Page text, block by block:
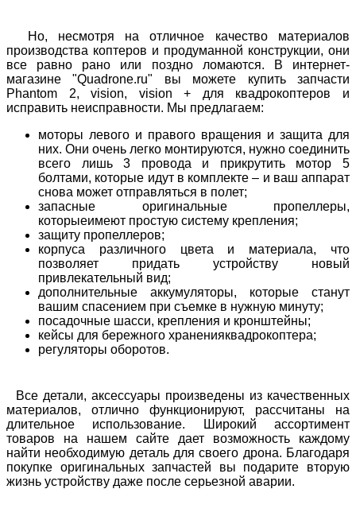
Но, несмотря на отличное качество материалов
производства коптеров и продуманной конструкции, они
все равно рано или поздно ломаются. В интернет-
магазине "Quadrone.ru" вы можете купить запчасти
Phantom 2, vision, vision + для квадрокоптеров и
исправить неисправности. Мы предлагаем:
моторы левого и правого вращения и защита для
них. Они очень легко монтируются, нужно соединить
всего лишь 3 провода и прикрутить мотор 5
болтами, которые идут в комплекте – и ваш аппарат
снова может отправляться в полет;
запасные оригинальные пропеллеры,
которыеимеют простую систему крепления;
защиту пропеллеров;
корпуса различного цвета и материала, что
позволяет придать устройству новый
привлекательный вид;
дополнительные аккумуляторы, которые станут
вашим спасением при съемке в нужную минуту;
посадочные шасси, крепления и кронштейны;
кейсы для бережного храненияквадрокоптера;
регуляторы оборотов.
Все детали, аксессуары произведены из качественных
материалов, отлично функционируют, рассчитаны на
длительное использование. Широкий ассортимент
товаров на нашем сайте дает возможность каждому
найти необходимую деталь для своего дрона. Благодаря
покупке оригинальных запчастей вы подарите вторую
жизнь устройству даже после серьезной аварии.